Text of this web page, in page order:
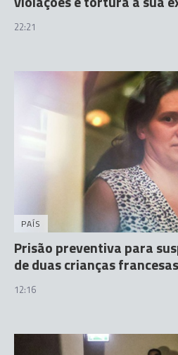
22:21
PAÍS
Prisão preventiva para
de duas crianças francesas
12:16